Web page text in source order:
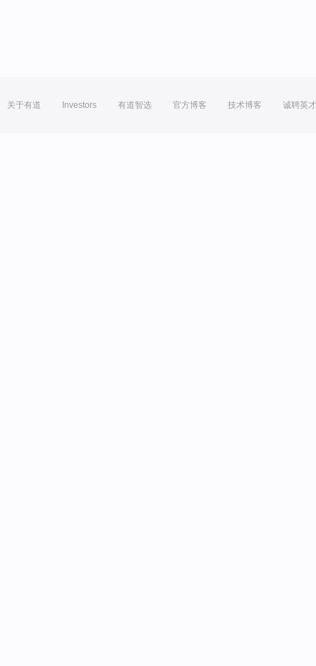
关于有道 Investors 有道智选 官方博客 技术博客 诚聘英才